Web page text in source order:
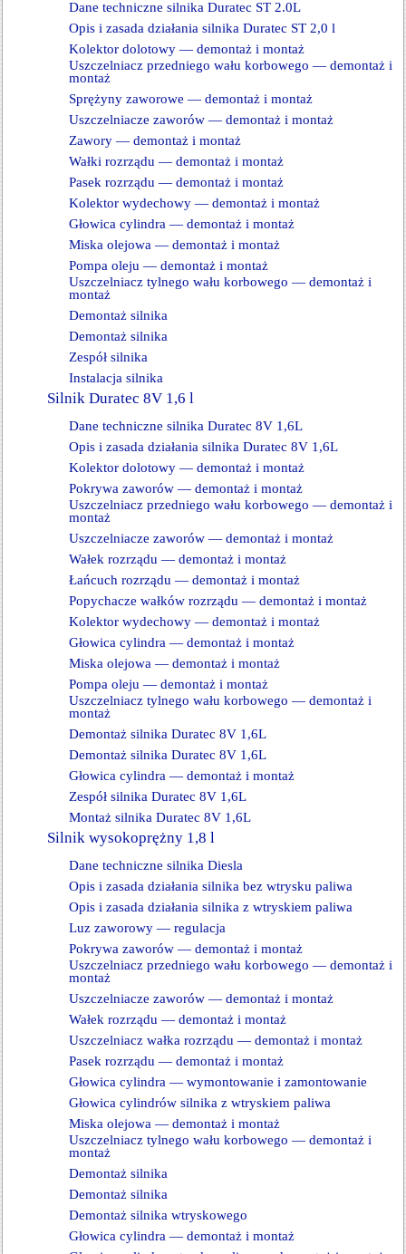
Dane techniczne silnika Duratec ST 2.0L
Opis i zasada działania silnika Duratec ST 2,0 l
Kolektor dolotowy — demontaż i montaż
Uszczelniacz przedniego wału korbowego — demontaż i
montaż
Sprężyny zaworowe — demontaż i montaż
Uszczelniacze zaworów — demontaż i montaż
Zawory — demontaż i montaż
Wałki rozrządu — demontaż i montaż
Pasek rozrządu — demontaż i montaż
Kolektor wydechowy — demontaż i montaż
Głowica cylindra — demontaż i montaż
Miska olejowa — demontaż i montaż
Pompa oleju — demontaż i montaż
Uszczelniacz tylnego wału korbowego — demontaż i
montaż
Demontaż silnika
Demontaż silnika
Zespół silnika
Instalacja silnika
Silnik Duratec 8V 1,6 l
Dane techniczne silnika Duratec 8V 1,6L
Opis i zasada działania silnika Duratec 8V 1,6L
Kolektor dolotowy — demontaż i montaż
Pokrywa zaworów — demontaż i montaż
Uszczelniacz przedniego wału korbowego — demontaż i
montaż
Uszczelniacze zaworów — demontaż i montaż
Wałek rozrządu — demontaż i montaż
Łańcuch rozrządu — demontaż i montaż
Popychacze wałków rozrządu — demontaż i montaż
Kolektor wydechowy — demontaż i montaż
Głowica cylindra — demontaż i montaż
Miska olejowa — demontaż i montaż
Pompa oleju — demontaż i montaż
Uszczelniacz tylnego wału korbowego — demontaż i
montaż
Demontaż silnika Duratec 8V 1,6L
Demontaż silnika Duratec 8V 1,6L
Głowica cylindra — demontaż i montaż
Zespół silnika Duratec 8V 1,6L
Montaż silnika Duratec 8V 1,6L
Silnik wysokoprężny 1,8 l
Dane techniczne silnika Diesla
Opis i zasada działania silnika bez wtrysku paliwa
Opis i zasada działania silnika z wtryskiem paliwa
Luz zaworowy — regulacja
Pokrywa zaworów — demontaż i montaż
Uszczelniacz przedniego wału korbowego — demontaż i
montaż
Uszczelniacze zaworów — demontaż i montaż
Wałek rozrządu — demontaż i montaż
Uszczelniacz wałka rozrządu — demontaż i montaż
Pasek rozrządu — demontaż i montaż
Głowica cylindra — wymontowanie i zamontowanie
Głowica cylindrów silnika z wtryskiem paliwa
Miska olejowa — demontaż i montaż
Uszczelniacz tylnego wału korbowego — demontaż i
montaż
Demontaż silnika
Demontaż silnika
Demontaż silnika wtryskowego
Głowica cylindra — demontaż i montaż